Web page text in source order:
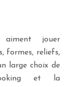
jouer
formes, reliefs,
large choix de
et la